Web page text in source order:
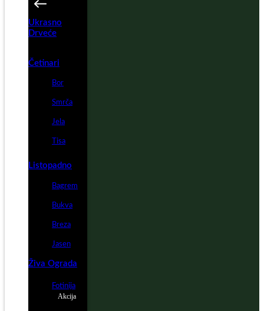
Ukrasno
Drveće
Četinari
Bor
Smrča
Jela
Tisa
Listopadno
Bagrem
Bukva
Breza
Jasen
Živa Ograda
Fotinija
Akcija